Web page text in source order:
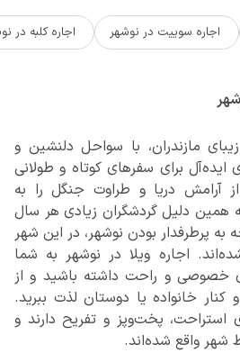
اجاره سوییت در نوشهر اجاره کلبه در
مازندران، با سواحل دلنشین و
برای سفرهای کوتاه و طولانی
آرامش دریا و طراوت جنگل را به
همین دلیل گردشگران زیادی هر سال
به پرطرفدار بودن نوشهر، در این شهر
اجاره ویلا در نوشهر به شما
خصوصی و راحت داشته باشید و از
خانواده یا دوستان لذت ببرید.
استراحت، پخت‌وپز و تفریح دارند و
شهر واقع شده‌اند.